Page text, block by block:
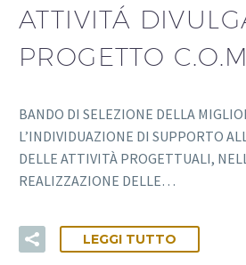
ATTIVITÁ
PROGETTO C.O.M.
BANDO DI SELEZIONE DELLA
L’INDIVIDUAZIONE DI SUPPORTO
DELLE ATTIVITÀ PROGETTUALI,
REALIZZAZIONE DELLE…
LEGGI TUTTO